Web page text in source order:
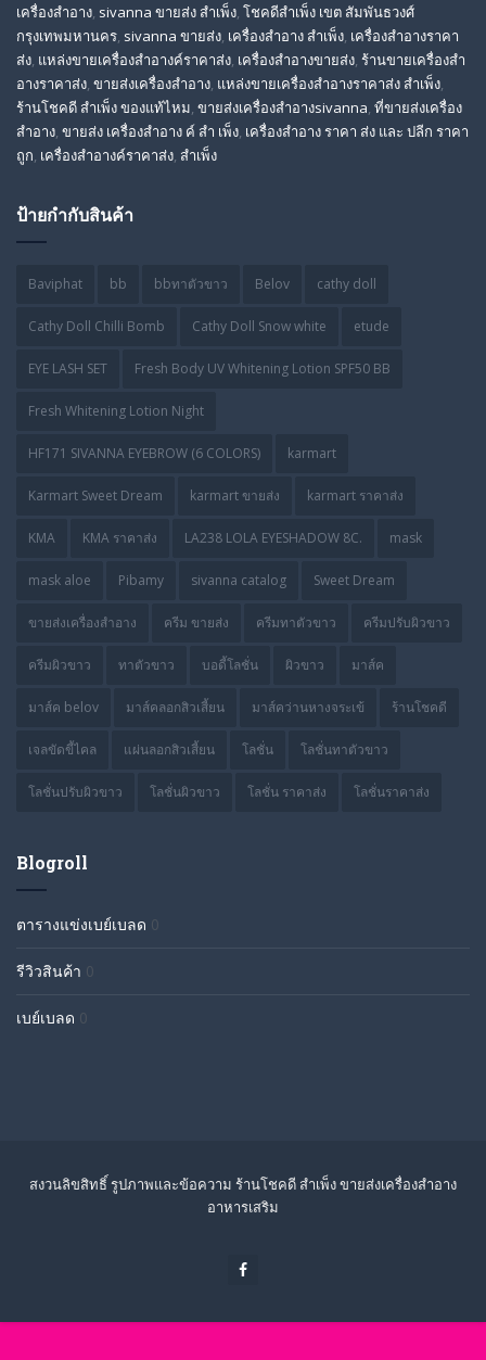
เครื่องสำอาง, sivanna ขายส่ง สําเพ็ง, โชคดีสำเพ็ง เขต สัมพันธวงศ์
กรุงเทพมหานคร, sivanna ขายส่ง, เครื่องสําอาง สําเพ็ง, เครื่องสําอางราคา
ส่ง, แหล่งขายเครื่องสําอางค์ราคาส่ง, เครื่องสําอางขายส่ง, ร้านขายเครื่องสํา
อางราคาส่ง, ขายส่งเครื่องสําอาง, แหล่งขายเครื่องสําอางราคาส่ง สําเพ็ง,
ร้านโชคดี สําเพ็ง ของแท้ไหม, ขายส่งเครื่องสําอางsivanna, ที่ขายส่งเครื่อง
สําอาง, ขายส่ง เครื่องสำอาง ค์ สำ เพ็ง, เครื่องสำอาง ราคา ส่ง และ ปลีก ราคา
ถูก, เครื่องสำอางค์ราคาส่ง, สำเพ็ง
ป้ายกำกับสินค้า
Baviphat bb bbทาตัวขาว Belov cathy doll
Cathy Doll Chilli Bomb Cathy Doll Snow white etude
EYE LASH SET Fresh Body UV Whitening Lotion SPF50 BB
Fresh Whitening Lotion Night
HF171 SIVANNA EYEBROW (6 COLORS) karmart
Karmart Sweet Dream karmart ขายส่ง karmart ราคาส่ง
KMA KMA ราคาส่ง LA238 LOLA EYESHADOW 8C. mask
mask aloe Pibamy sivanna catalog Sweet Dream
ขายส่งเครื่องสำอาง ครีม ขายส่ง ครีมทาตัวขาว ครีมปรับผิวขาว
ครีมผิวขาว ทาตัวขาว บอดี้โลชั่น ผิวขาว มาส์ค
มาส์ค belov มาส์คลอกสิวเสี้ยน มาส์คว่านหางจระเข้ ร้านโชคดี
เจลขัดขี้ไคล แผ่นลอกสิวเสี้ยน โลชั่น โลชั่นทาตัวขาว
โลชั่นปรับผิวขาว โลชั่นผิวขาว โลชั่น ราคาส่ง โลชั่นราคาส่ง
Blogroll
ตารางแข่งเบย์เบลด 0
รีวิวสินค้า 0
เบย์เบลด 0
สงวนลิขสิทธิ์ รูปภาพและข้อความ ร้านโชคดี สำเพ็ง ขายส่งเครื่องสำอาง
อาหารเสริม